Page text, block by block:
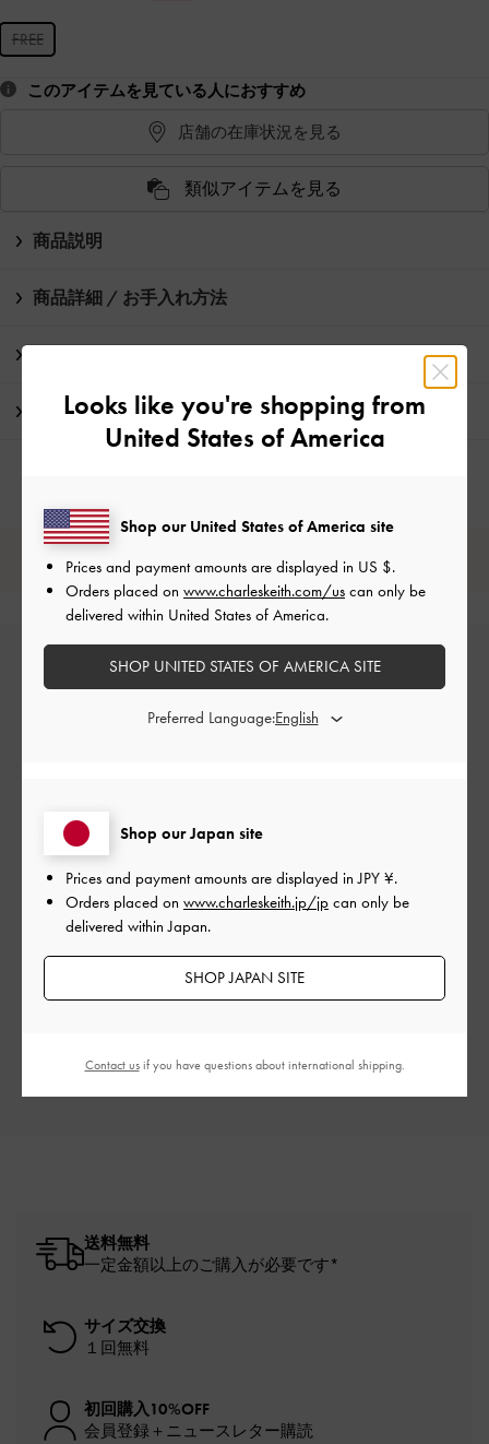
FREE
このアイテムを見ている人におすすめ
店舗の在庫状況を見る
類似アイテムを見る
商品説明
商品詳細 / お手入れ方法
配送 & 返品
レビューは購入した方のみ投稿ができます。
ご感想をお聞かせください
Let us know what you think
送料無料
一定金額以上のご購入が必要です*
サイズ交換
１回無料
初回購入10%OFF
会員登録＋ニュースレター購読
Looks like you're shopping from
United States of America
Shop our Japan site
Prices and payment amounts are displayed inJPY ¥.
Orders placed on www.charleskeith.jp/jp can only be
delivered within Japan.
SHOP JAPAN SITE
Shop our United States of America site
Prices and payment amounts are displayed in US $.
Orders placed on www.charleskeith.com/us can only be
delivered within United States of America.
SHOP UNITED STATES OF AMERICA SITE
Preferred Language:
Contact usif you have questions about international shipping.